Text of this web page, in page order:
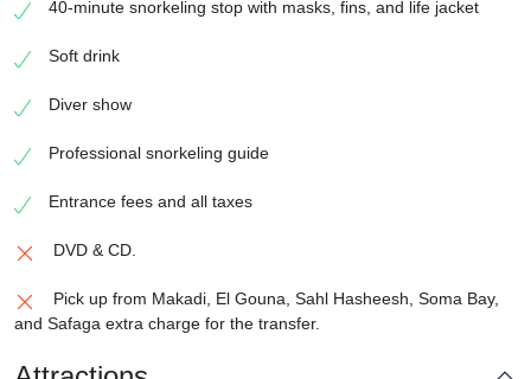
40-minute snorkeling stop with masks, fins, and life jacket
Soft drink
Diver show
Professional snorkeling guide
Entrance fees and all taxes
DVD & CD.
Pick up from Makadi, El Gouna, Sahl Hasheesh, Soma Bay,
and Safaga extra charge for the transfer.